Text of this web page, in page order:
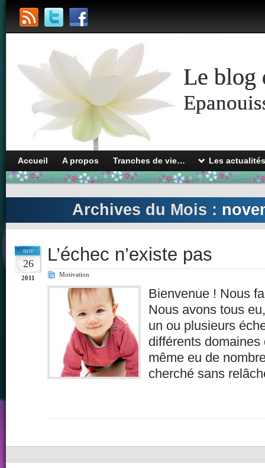
Le blog
Accueil A propos Tranches de vie… Les
Archives du Mois :
nov
26
2011
L’échec n’existe pas
Motivation
Bienvenue ! Nous
Nous avons tous
un ou plusieurs
différents domaines
même eu de
cherché sans